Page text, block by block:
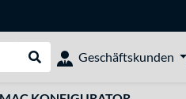
Suche durchführen
Geschäftskunden